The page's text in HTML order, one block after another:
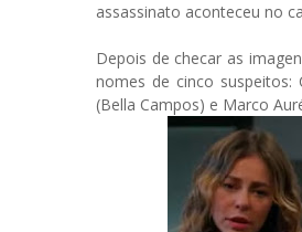
assassinato aconteceu no
Depois de checar as
nomes de cinco suspeitos:
(Bella Campos) e Marco